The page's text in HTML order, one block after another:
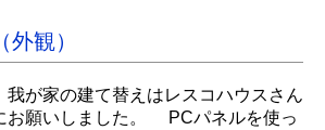
観）
我が家の建て替えはレスコハウスさん
お願いしました。 PCパネルを使っ